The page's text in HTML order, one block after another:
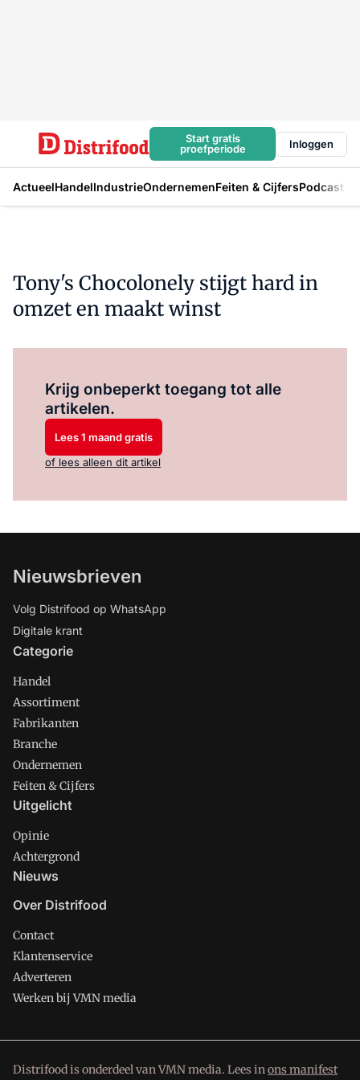
Start gratis
proefperiode
Inloggen
ActueelHandelIndustrieOndernemenFeiten & CijfersPodcast
Tony's Chocolonely stijgt hard in
omzet en maakt winst
Krijg onbeperkt toegang tot alle
artikelen.
Lees 1 maand gratis
of lees alleen dit artikel
Nieuwsbrieven
Volg Distrifood op WhatsApp
Digitale krant
Categorie
Handel
Assortiment
Fabrikanten
Branche
Ondernemen
Feiten & Cijfers
Uitgelicht
Opinie
Achtergrond
Nieuws
Over Distrifood
Contact
Klantenservice
Adverteren
Werken bij VMN media
Distrifood is onderdeel van VMN media. Lees inons manifest